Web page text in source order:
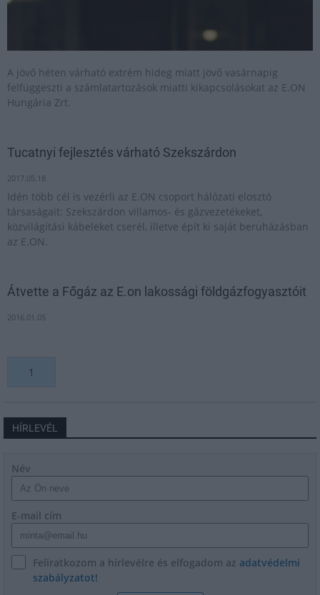
A jövő héten várható extrém hideg miatt jövő vasárnapig
felfüggeszti a számlatartozások miatti kikapcsolásokat az E.ON
Hungária Zrt.
Tucatnyi fejlesztés várható Szekszárdon
2017.05.18
Idén több cél is vezérli az E.ON csoport hálózati elosztó
társaságait: Szekszárdon villamos- és gázvezetékeket,
közvilágítási kábeleket cserél, illetve épít ki saját beruházásban
az E.ON.
Átvette a Főgáz az E.on lakossági földgázfogyasztóit
2016.01.05
1
HÍRLEVÉL
Név
E-mail cím
Feliratkozom a hírlevélre és elfogadom az adatvédelmi
szabályzatot!